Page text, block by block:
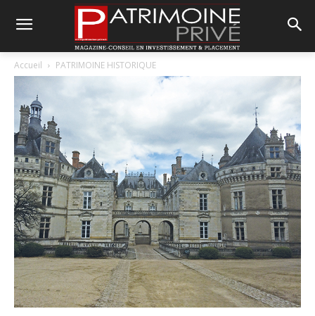
Accueil PATRIMOINE HISTORIQUE